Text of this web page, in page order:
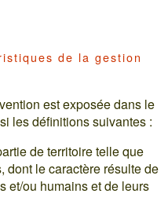
de la gestion
est exposée dans le
les définitions suivantes :
de territoire telle que
dont le caractère résulte de
et/ou humains et de leurs